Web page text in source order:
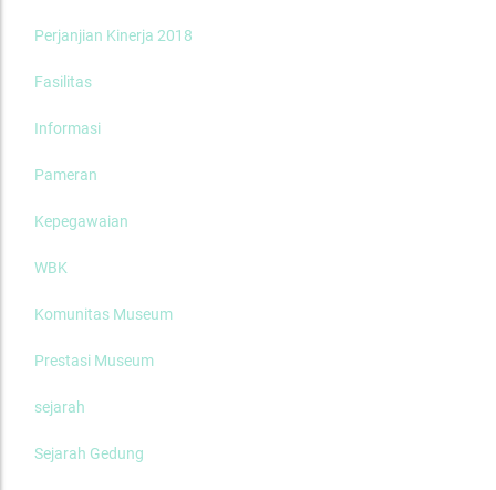
Perjanjian Kinerja 2018
Fasilitas
Informasi
Pameran
Kepegawaian
WBK
Komunitas Museum
Prestasi Museum
sejarah
Sejarah Gedung